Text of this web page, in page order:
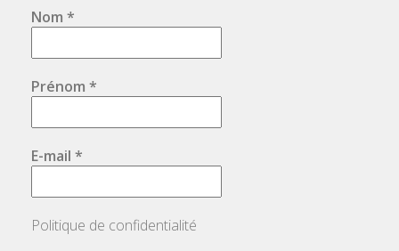
Nom *
Prénom *
E-mail *
Politique de confidentialité